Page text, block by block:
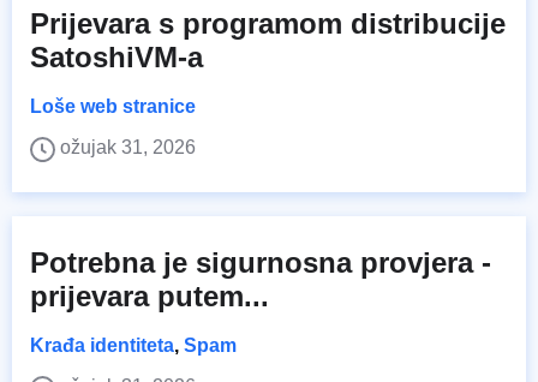
Prijevara s programom distribucije
SatoshiVM-a
Loše web stranice
ožujak 31, 2026
Potrebna je sigurnosna provjera -
prijevara putem...
Krađa identiteta, Spam